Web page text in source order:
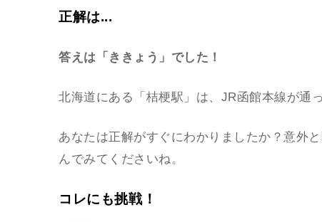
正解は...
答えは「ききょう 」でした！
北海道にある「桔梗駅」は、 JR函館本線が通
あなたは正解がすぐにわかりましたか？意外
んでみてくださいね。
コレにも挑戦！